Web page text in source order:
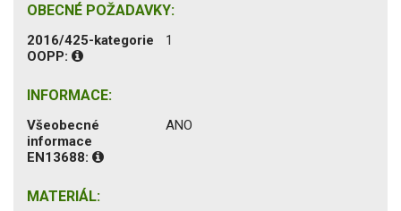
OBECNÉ POŽADAVKY:
2016/425-kategorie
OOPP:
1
INFORMACE:
Všeobecné
informace
EN13688:
ANO
MATERIÁL: